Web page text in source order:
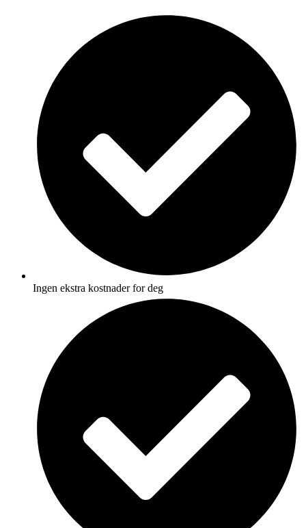
Ingen ekstra kostnader for deg